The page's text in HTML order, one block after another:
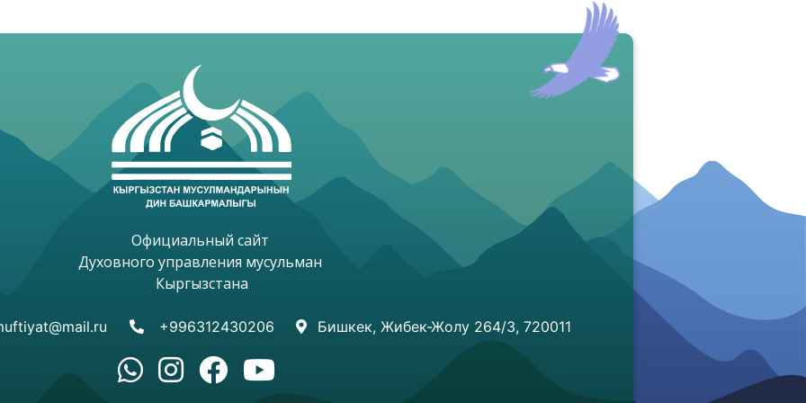
Официальный сайт
Духовного управления мусульман
Кыргызстана
+996312430206 Бишкек, Жибек-Жолу 264/3, 720011